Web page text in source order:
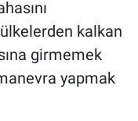
kalkan
girmemek
yapmak